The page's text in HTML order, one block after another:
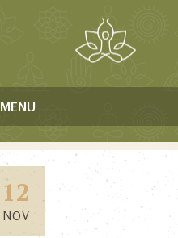
MENU
12
NOV